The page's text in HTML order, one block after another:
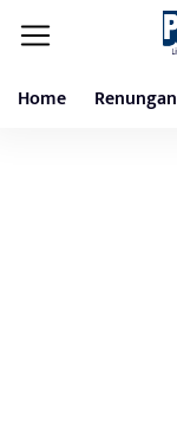
Home Renungan